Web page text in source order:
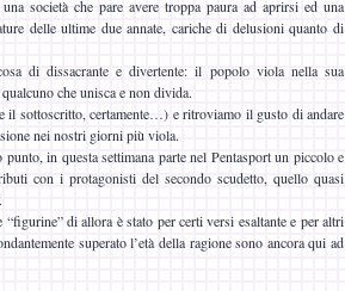
società che pare avere troppa paura ad aprirsi ed una
delle ultime due annate, cariche di delusioni quanto di
di dissacrante e divertente: il popolo viola nella sua
che unisca e non divida.
il sottoscritto, certamente…) e ritroviamo il gusto di andare
nei nostri giorni più viola.
in questa settimana parte nel Pentasport un piccolo e
con i protagonisti del secondo scudetto, quello quasi
di allora è stato per certi versi esaltante e per altri
superato l’età della ragione sono ancora qui ad